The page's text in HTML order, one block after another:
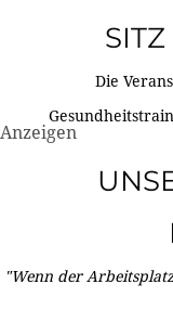
Die
Anzeigen
"Wenn der